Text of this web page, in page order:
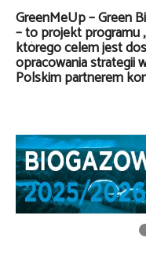
GreenMeUp – Green
– to projekt programu
którego celem jest
opracowania strategii
Polskim partnerem